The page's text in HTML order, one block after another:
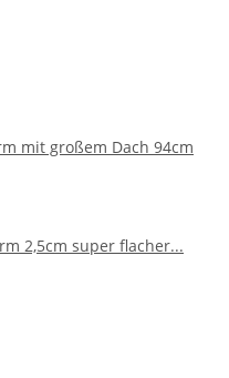
mit großem Dach 94cm